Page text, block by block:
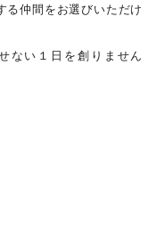
る仲間をお選びいただけ
ない１日を創りません